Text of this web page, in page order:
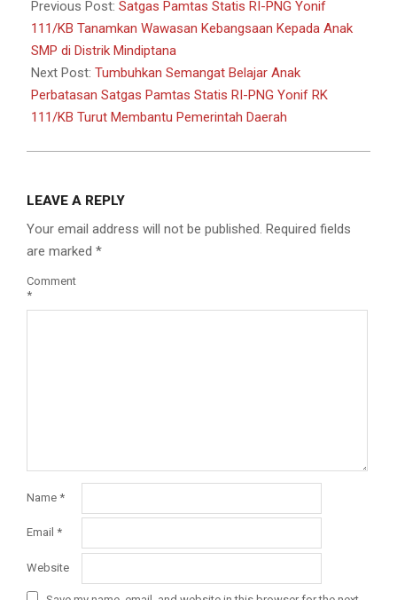
03-
06
Previous Post: Satgas Pamtas Statis RI-PNG Yonif
111/KB Tanamkan Wawasan Kebangsaan Kepada Anak
SMP di Distrik Mindiptana
Next Post: Tumbuhkan Semangat Belajar Anak
Perbatasan Satgas Pamtas Statis RI-PNG Yonif RK
111/KB Turut Membantu Pemerintah Daerah
LEAVE A REPLY
Your email address will not be published. Required fields
are marked *
Comment
*
Name *
Email *
Website